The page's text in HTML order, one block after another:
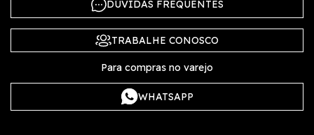
DÚVIDAS FREQUENTES
TRABALHE CONOSCO
Para compras no varejo
WHATSAPP